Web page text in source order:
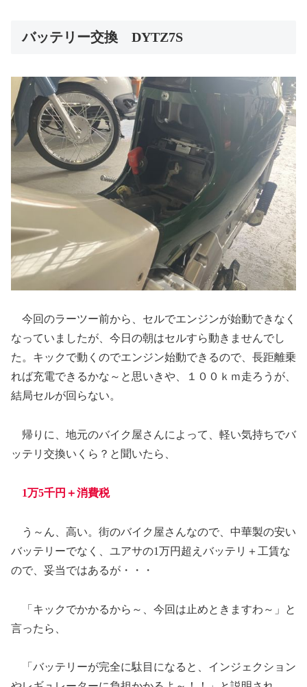
バッテリー交換 DYTZ7S
今回のラーツー前から、セルでエンジンが始動できなく
なっていましたが、今日の朝はセルすら動きませんでし
た。キックで動くのでエンジン始動できるので、長距離乗
れば充電できるかな～と思いきや、１００ｋｍ走ろうが、
結局セルが回らない。
帰りに、地元のバイク屋さんによって、軽い気持ちでバ
ッテリ交換いくら？と聞いたら、
1万5千円＋消費税
う～ん、高い。街のバイク屋さんなので、中華製の安い
バッテリーでなく、ユアサの1万円超えバッテリ＋工賃な
ので、妥当ではあるが・・・
「キックでかかるから～、今回は止めときますわ～」と
言ったら、
「バッテリーが完全に駄目になると、インジェクション